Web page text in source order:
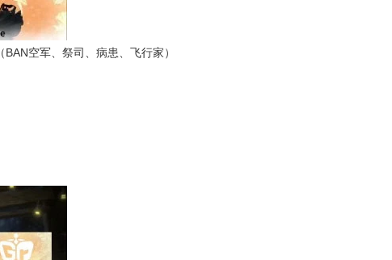
空军、祭司、病患、飞行家）